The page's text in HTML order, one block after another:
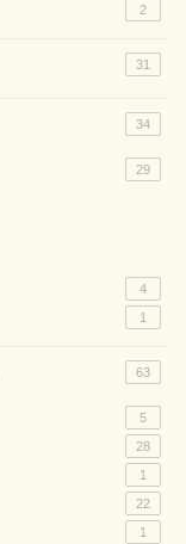
2
31
34
29
4
1
63
5
28
1
22
1